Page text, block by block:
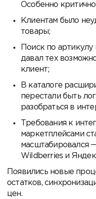
Особенно
Клиентам было
товары;
Поиск по артикулу
давал тех
клиент;
В каталоге
перестали быть
разобраться в
Требования к
маркетплейсами
масштабировался
Wildberries и
Появились новые
остатков,
цен.